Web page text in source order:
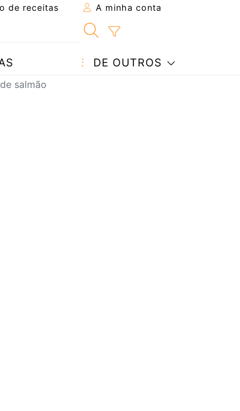
de receitas A minha conta
DE OUTROS
salmão
um amigo
o autor da receita
receita? Compartilhe